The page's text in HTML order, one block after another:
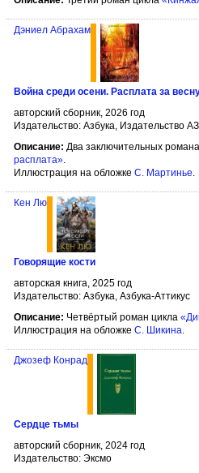
Дэниел Абрахам
Война среди осени. Расплата за
авторский сборник, 2026 год
Издательство: Азбука, Издательство
Описание: Два заключительных
расплата»
Иллюстрация на обложке С. Мартинье
Кен Лю
Говорящие кости
авторская книга, 2025 год
Издательство: Азбука, Азбука-Аттикус
Описание: Четвёртый роман цикла
Иллюстрация на обложке С. Шикина.
Джозеф Конрад
Сердце тьмы
авторский сборник, 2024 год
Издательство: Эксмо